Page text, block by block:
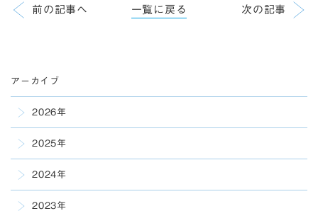
前の記事へ 一覧に戻る 次の記事
アーカイブ
2026年
2025年
2024年
2023年